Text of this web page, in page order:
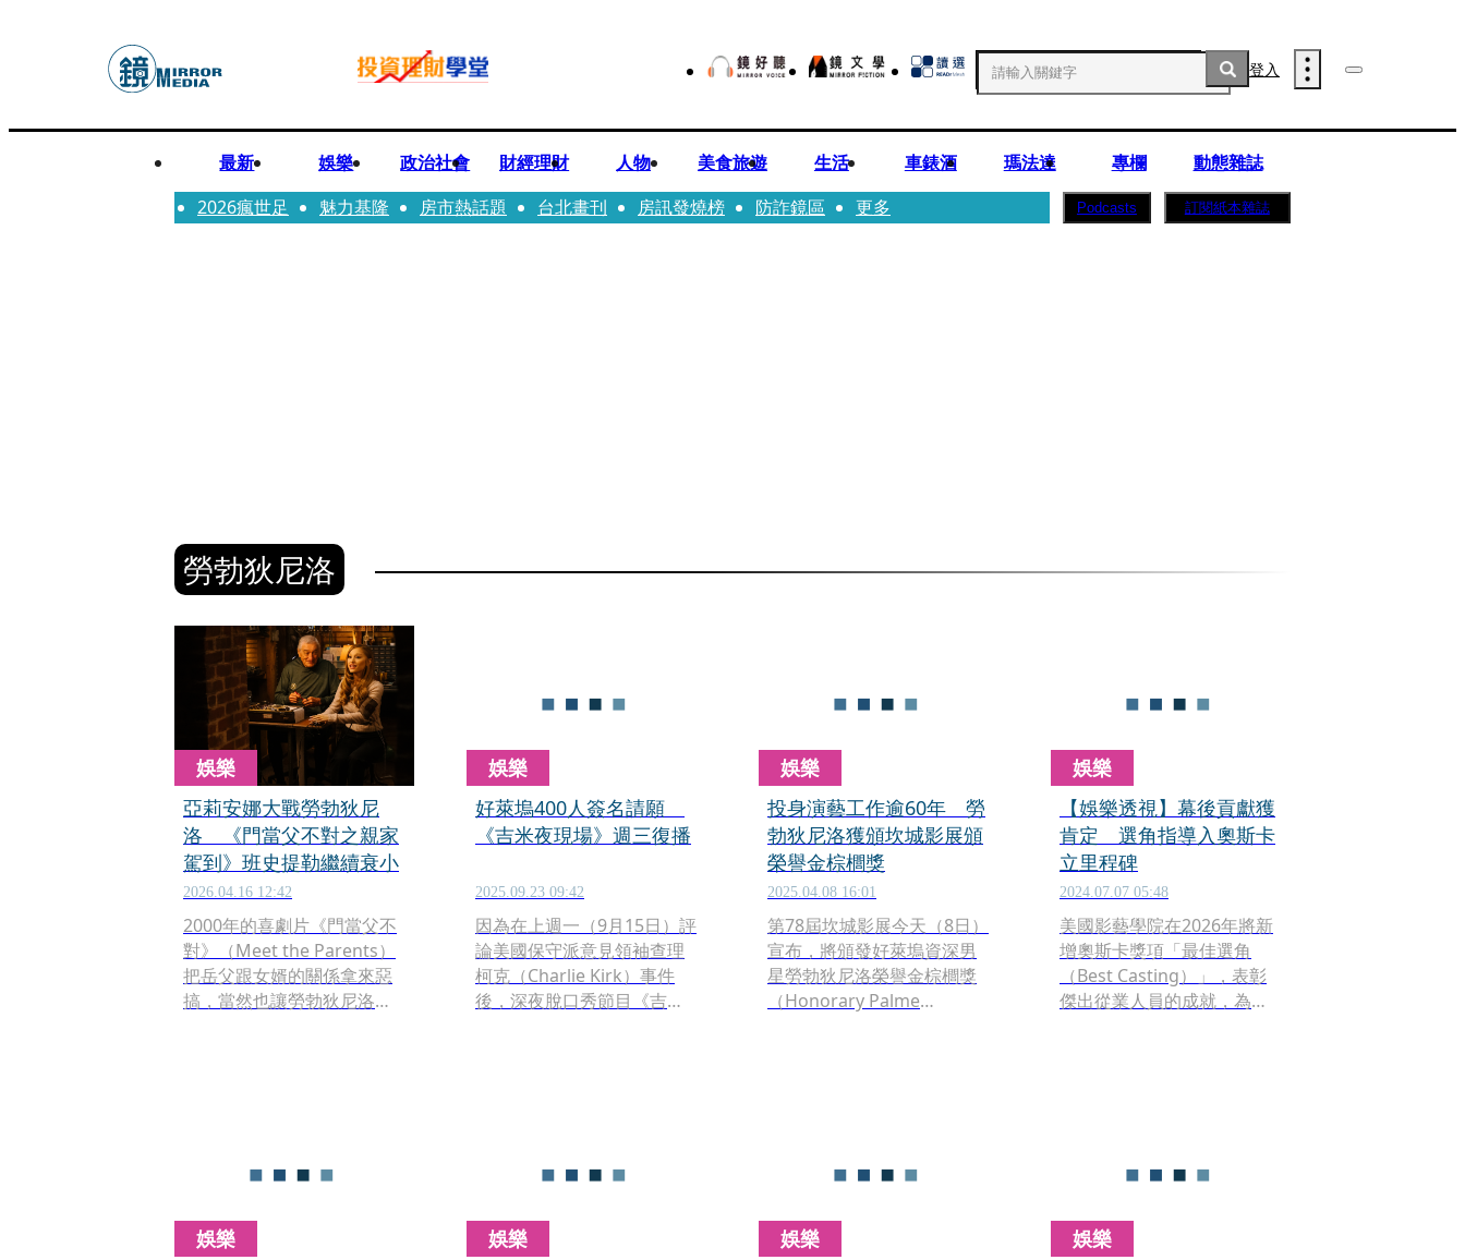
登入
最新 娛樂 政治社會 財經理財 人物 美食旅遊 生活 車錶酒 瑪法達 專欄
動態雜誌
2026瘋世足
魅力基隆 房市熱話題 台北畫刊 房訊發燒榜 防詐鏡區 更多 Podcasts 訂閱紙本雜誌
勞勃狄尼洛
娛樂
亞莉安娜大戰勞勃狄尼
洛 《門當父不對之親家
駕到》班史提勒繼續衰小
2026.04.16 12:42
2000年的喜劇片《門當父不
對》（Meet the Parents）
把岳父跟女婿的關係拿來惡
搞，當然也讓勞勃狄尼洛
Grande）空降成為準媳婦，
娛樂
好萊塢400人簽名請願
《吉米夜現場》週三復播
2025.09.23 09:42
因為在上週一（9月15日）評
論美國保守派意見領袖查理
柯克（Charlie Kirk）事件
後，深夜脫口秀節目《吉米
之處，動輒屈服於FCC（美國
見、大開言論自由倒車，如
今ABC電視網宣佈節目於美
娛樂
投身演藝工作逾60年 勞
勃狄尼洛獲頒坎城影展頒
榮譽金棕櫚獎
2025.04.08 16:01
第78屆坎城影展今天（8日）
宣布，將頒發好萊塢資深男
星勞勃狄尼洛榮譽金棕櫚獎
（Honorary Palme
娛樂
【娛樂透視】幕後貢獻獲
肯定 選角指導入奧斯卡
立里程碑
2024.07.07 05:48
美國影藝學院在2026年將新
增奧斯卡獎項「最佳選角
（Best Casting）」，表彰
傑出從業人員的成就，為產
娛樂
娛樂
娛樂
娛樂